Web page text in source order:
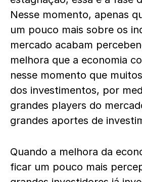
Nesse momento, apenas
um pouco mais sobre os
mercado acabam
melhora que a economia
nesse momento que
dos investimentos, por
grandes players do
grandes aportes de
Quando a melhora da
ficar um pouco mais